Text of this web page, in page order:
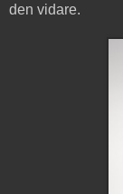
den vidare.